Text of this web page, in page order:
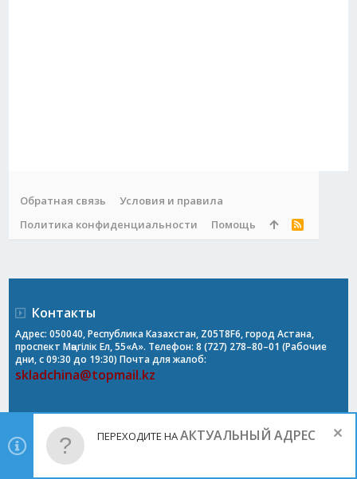
Обратная связь
Условия и правила
Политика конфиденциальности
Помощь
R
Контакты
Адрес: 050040, Республика Казахстан, Z05T8F6, город Астана,
проспект Мәңгілік Ел, 55«А». Телефон: 8 (727) 278–80–01 (Рабочие
дни, с 09:30 до 19:30) Почта для жалоб:
skladchina@topmail.kz
ПЕРЕХОДИТЕ НААКТУАЛЬНЫЙ АДРЕС